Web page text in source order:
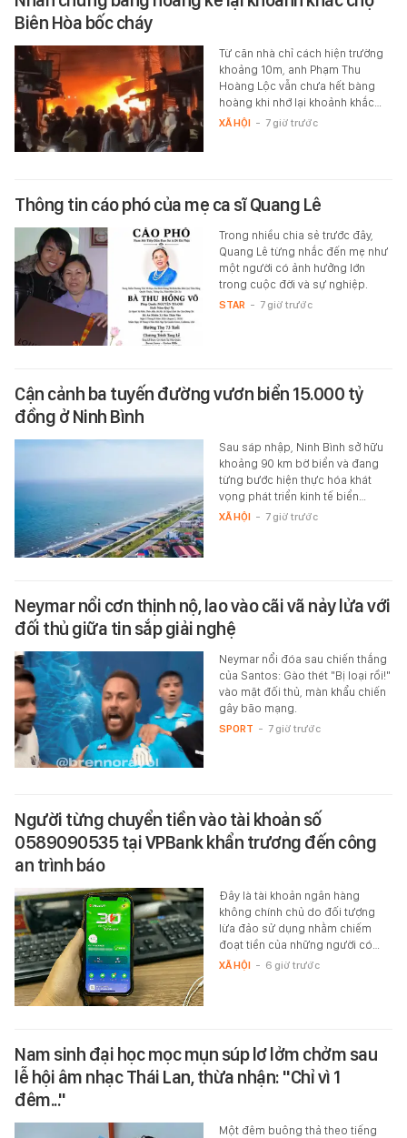
Biên Hòa bốc cháy
Từ căn nhà chỉ cách hiện trường
khoảng 10m, anh Phạm Thu
Hoàng Lộc vẫn chưa hết bàng
hoàng khi nhớ lại khoảnh khắc…
XÃ HỘI - 7 giờ trước
Thông tin cáo phó của mẹ ca sĩ Quang Lê
Trong nhiều chia sẻ trước đây,
Quang Lê từng nhắc đến mẹ như
một người có ảnh hưởng lớn
trong cuộc đời và sự nghiệp.
STAR - 7 giờ trước
Cận cảnh ba tuyến đường vươn biển 15.000 tỷ
đồng ở Ninh Bình
Sau sáp nhập, Ninh Bình sở hữu
khoảng 90 km bờ biển và đang
từng bước hiện thực hóa khát
vọng phát triển kinh tế biển…
XÃ HỘI - 7 giờ trước
Neymar nổi cơn thịnh nộ, lao vào cãi vã nảy lửa với
đối thủ giữa tin sắp giải nghệ
Neymar nổi đóa sau chiến thắng
của Santos: Gào thét "Bị loại rồi!"
vào mặt đối thủ, màn khẩu chiến
gây bão mạng.
SPORT - 7 giờ trước
Người từng chuyển tiền vào tài khoản số
0589090535 tại VPBank khẩn trương đến công
an trình báo
Đây là tài khoản ngân hàng
không chính chủ do đối tượng
lừa đảo sử dụng nhằm chiếm
đoạt tiền của những người có…
XÃ HỘI - 6 giờ trước
Nam sinh đại học mọc mụn súp lơ lởm chởm sau
lễ hội âm nhạc Thái Lan, thừa nhận: "Chỉ vì 1
đêm..."
Một đêm buông thả theo tiếng